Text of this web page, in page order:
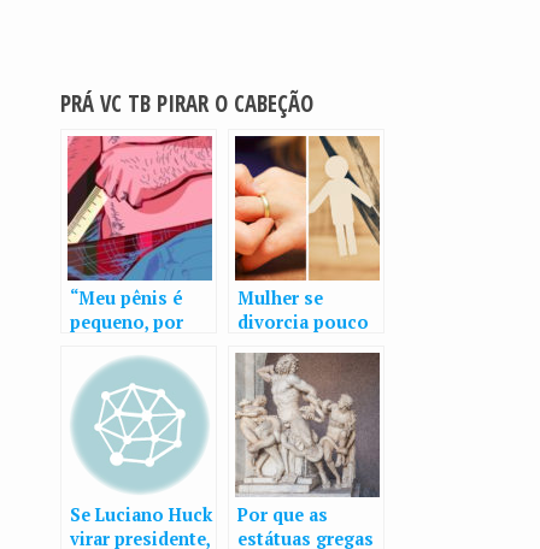
PRÁ VC TB PIRAR O CABEÇÃO
“Meu pênis é
pequeno, por
contato com as
mulheres”
Mulher se
divorcia pouco
casamento por
hábito do
marido
Se Luciano Huck
virar presidente,
Por que as
estátuas gregas